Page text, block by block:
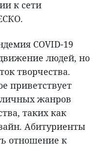
к сети
COVID-19
людей, но
творчества.
приветствует
жанров
таких как
Абитуриенты
отношение к